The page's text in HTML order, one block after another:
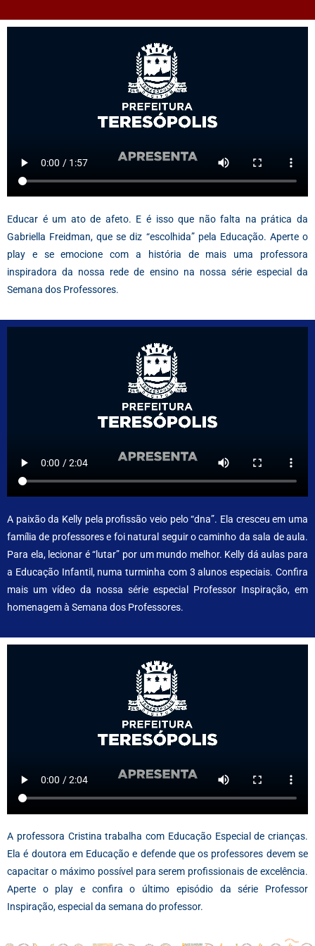
Educar é um ato de afeto. E é isso que não falta na prática da
Gabriella Freidman, que se diz “escolhida” pela Educação. Aperte o
play e se emocione com a história de mais uma professora
inspiradora da nossa rede de ensino na nossa série especial da
Semana dos Professores.
A paixão da Kelly pela profissão veio pelo “dna”. Ela cresceu em uma
família de professores e foi natural seguir o caminho da sala de aula.
Para ela, lecionar é “lutar” por um mundo melhor. Kelly dá aulas para
a Educação Infantil, numa turminha com 3 alunos especiais. Confira
mais um vídeo da nossa série especial Professor Inspiração, em
homenagem à Semana dos Professores.
A professora Cristina trabalha com Educação Especial de crianças.
Ela é doutora em Educação e defende que os professores devem se
capacitar o máximo possível para serem profissionais de excelência.
Aperte o play e confira o último episódio da série Professor
Inspiração, especial da semana do professor.